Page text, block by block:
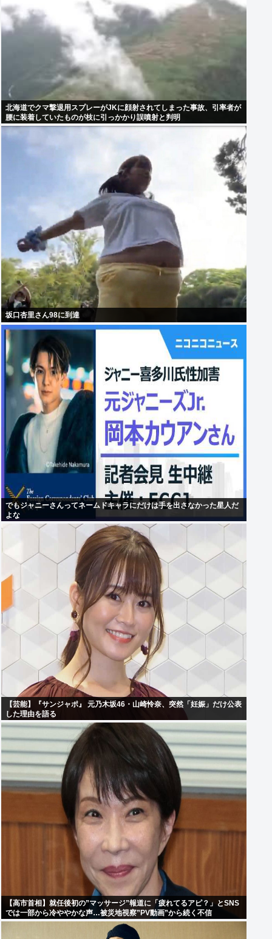
北海道でクマ撃退用スプレーがJKに顔射されてしまった事故、引率者が
腰に装着していたものが枝に引っかかり誤噴射と判明
坂口杏里さん98に到達
でもジャニーさんってネームドキャラにだけは手を出さなかった星人だ
よな
【芸能】『サンジャポ』 元乃木坂46・山崎怜奈、突然「妊娠」だけ公表
した理由を語る
【高市首相】就任後初の”マッサージ”報道に「疲れてるアピ？」とSNS
では一部から冷ややかな声…被災地視察”PV動画”から続く不信